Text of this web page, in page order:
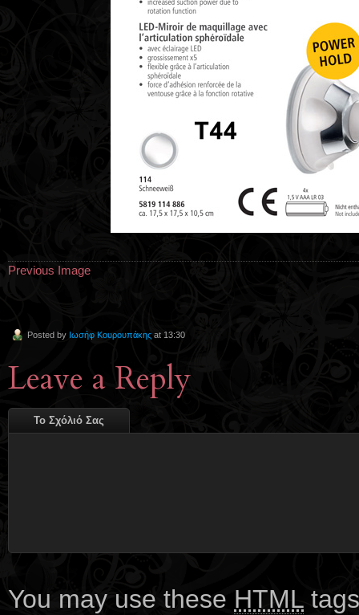
Previous Image
Posted by Ιωσήφ Κουρουπάκης at 13:30
Leave a Reply
Το Σχόλιό Σας
You may use these HTML